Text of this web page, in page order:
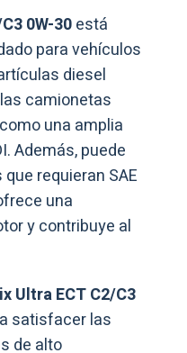
0W-30está
para vehículos
diesel
camionetas
una amplia
Además, puede
requieran SAE
una
y contribuye al
Ultra ECT C2/C3
satisfacer las
de alto